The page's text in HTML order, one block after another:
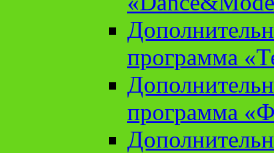
программа
программа